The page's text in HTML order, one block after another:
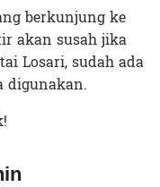
berkunjung ke
akan susah jika
Losari, sudah ada
digunakan.